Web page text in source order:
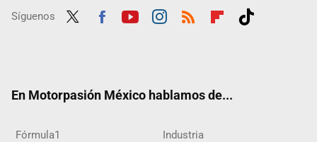
Síguenos
En Motorpasión México hablamos de...
Fórmula1 Industria